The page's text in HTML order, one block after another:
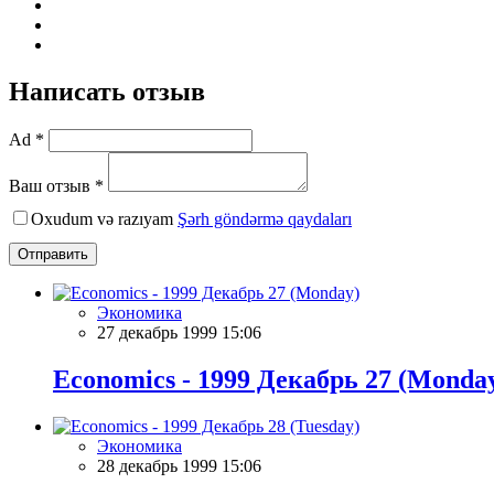
Написать отзыв
Ad *
Ваш отзыв *
Oxudum və razıyam Şərh göndərmə qaydaları
Отправить
Экономика
27 декабрь 1999 15:06
Economics - 1999 Декабрь 27
Экономика
28 декабрь 1999 15:06